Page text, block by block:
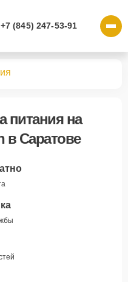
+7 (845) 247-53-91
питанияна
в Саратове